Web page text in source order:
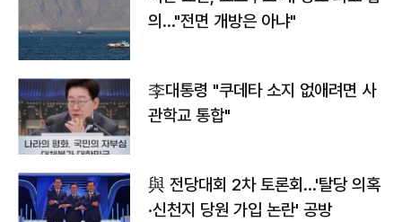
의…"전면 개방은 아냐"
李대통령 "쿠데타 소지 없애려면 사
관학교 통합"
與 전당대회 2차 토론회…'탈당 의혹
·신천지 당원 가입 논란' 공방